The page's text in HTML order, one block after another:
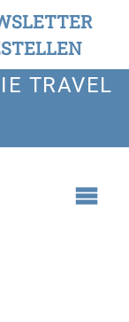
TRAVEL